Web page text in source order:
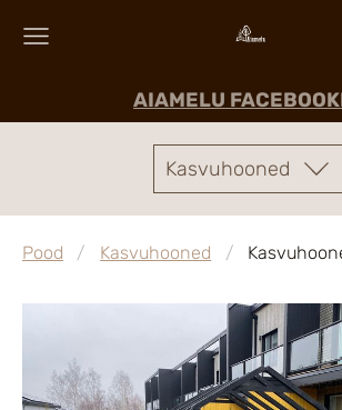
AIAMELU
Kasvuhooned
Pood Kasvuhooned